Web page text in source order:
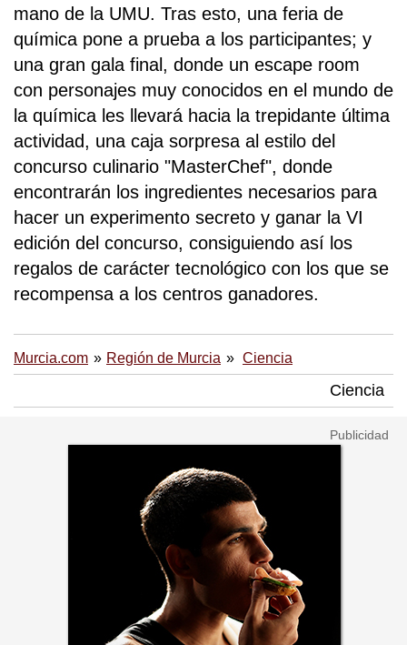
mano de la UMU. Tras esto, una feria de
química pone a prueba a los participantes; y
una gran gala final, donde un escape room
con personajes muy conocidos en el mundo de
la química les llevará hacia la trepidante última
actividad, una caja sorpresa al estilo del
concurso culinario "MasterChef", donde
encontrarán los ingredientes necesarios para
hacer un experimento secreto y ganar la VI
edición del concurso, consiguiendo así los
regalos de carácter tecnológico con los que se
recompensa a los centros ganadores.
Murcia.com Región de Murcia Ciencia
Ciencia